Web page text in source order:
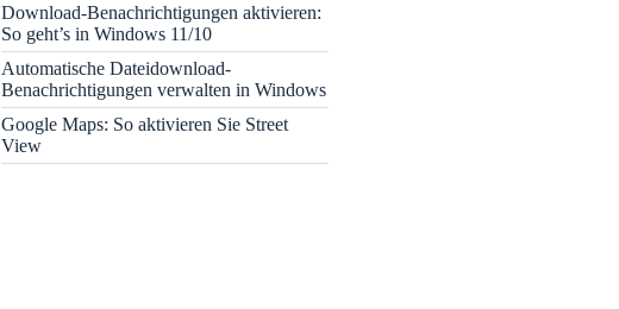
Download-Benachrichtigungen aktivieren:
So geht’s in Windows 11/10
Automatische Dateidownload-
Benachrichtigungen verwalten in Windows
Google Maps: So aktivieren Sie Street
View